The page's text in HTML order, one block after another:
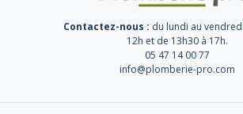
Contactez-nous : du lundi au
12h et de 13h30 à 17h.
05 47 14 00 77
info@plomberie-pro.com